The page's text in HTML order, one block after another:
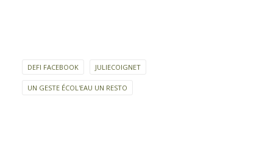
DEFI FACEBOOK JULIECOIGNET
UN GESTE ÉCOL'EAU UN RESTO